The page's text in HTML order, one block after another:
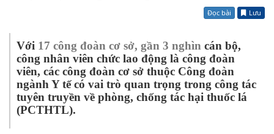
Đọc bài Lưu
Với 17 công đoàn cơ sở, gần 3 nghìn cán bộ,
công nhân viên chức lao động là công đoàn
viên, các công đoàn cơ sở thuộc Công đoàn
ngành Y tế có vai trò quan trọng trong công tác
tuyên truyền về phòng, chống tác hại thuốc lá
(PCTHTL).